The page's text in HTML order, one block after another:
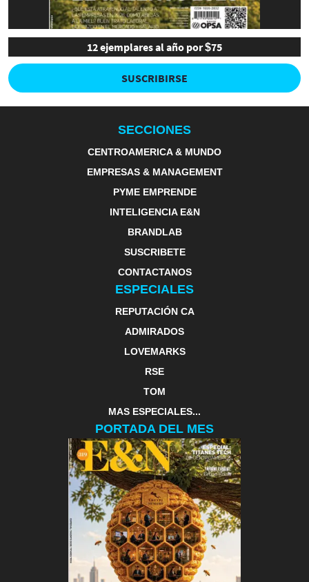
12 ejemplares al año por $75
SUSCRIBIRSE
SECCIONES
CENTROAMERICA & MUNDO
EMPRESAS & MANAGEMENT
PYME EMPRENDE
INTELIGENCIA E&N
BRANDLAB
SUSCRIBETE
CONTACTANOS
ESPECIALES
REPUTACIÓN CA
ADMIRADOS
LOVEMARKS
RSE
TOM
MAS ESPECIALES...
PORTADA DEL MES